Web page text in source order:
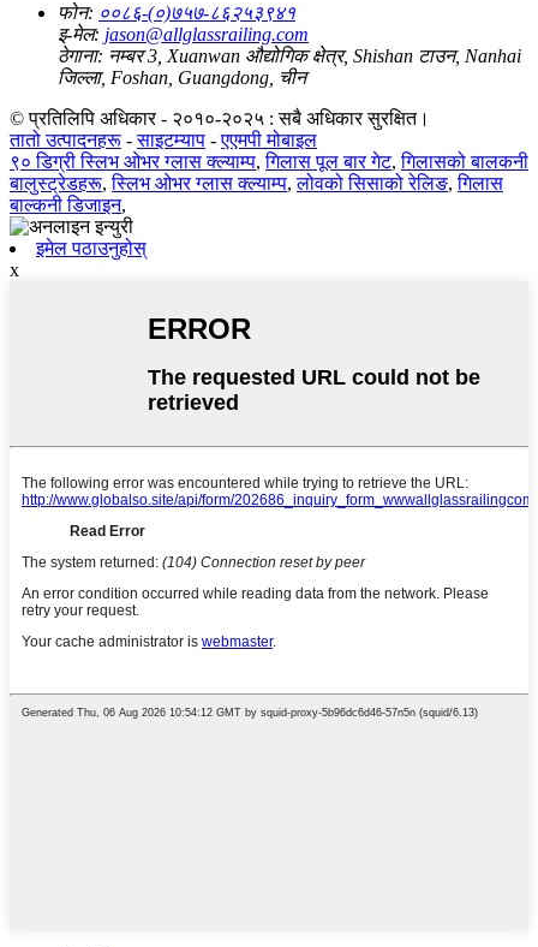
फोन: ००८६-(०)७५७-८६२५३९४१
इ-मेल: jason@allglassrailing.com
ठेगाना: नम्बर 3, Xuanwan औद्योगिक क्षेत्र, Shishan टाउन, Nanhai
जिल्ला, Foshan, Guangdong, चीन
© प्रतिलिपि अधिकार - २०१०-२०२५ : सबै अधिकार सुरक्षित।
तातो उत्पादनहरू -साइटम्याप -एएमपी मोबाइल
९० डिग्री स्लिभ ओभर ग्लास क्ल्याम्प,गिलास पूल बार गेट,गिलासको बालकनी
बालुस्ट्रेडहरू,स्लिभ ओभर ग्लास क्ल्याम्प,लोवको सिसाको रेलिङ,गिलास
बाल्कनी डिजाइन,
इमेल पठाउनुहोस्
x